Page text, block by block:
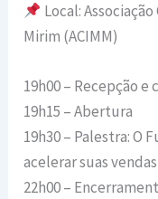
Local:
Mirim (ACIMM)
19h00 – Recepção
19h15 – Abertura
19h30 – Palestra: O
acelerar suas vendas
22h00 –